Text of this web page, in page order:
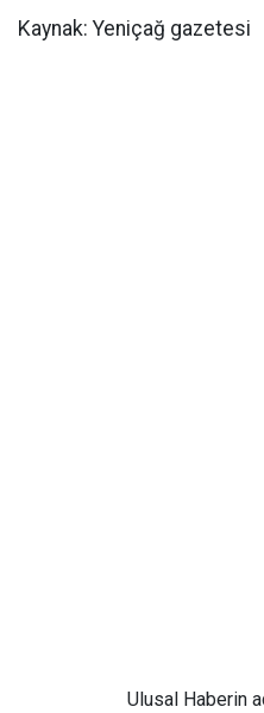
Kaynak: Yeniçağ gazetesi
Ulusal Haberin